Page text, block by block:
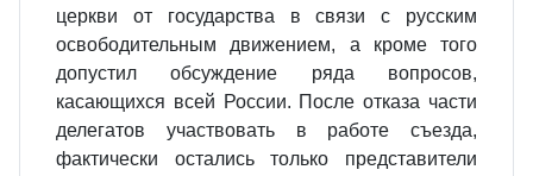
церкви от государства в связи с русским
освободительным движением, а кроме того
допустил обсуждение ряда вопросов,
касающихся всей России. После отказа части
делегатов участвовать в работе съезда,
фактически остались только представители